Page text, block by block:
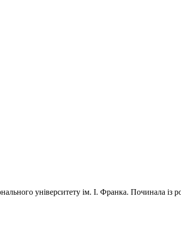
університету ім. І. Франка. Починала із